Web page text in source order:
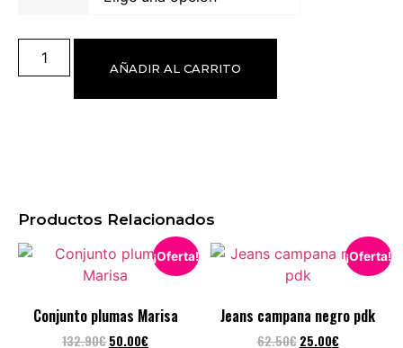
AÑADIR AL CARRITO
Productos Relacionados
¡Oferta!
Conjunto plumas Marisa
132.90€ 50.00€
¡Oferta!
Jeans campana negro pdk
62.50€ 25.00€